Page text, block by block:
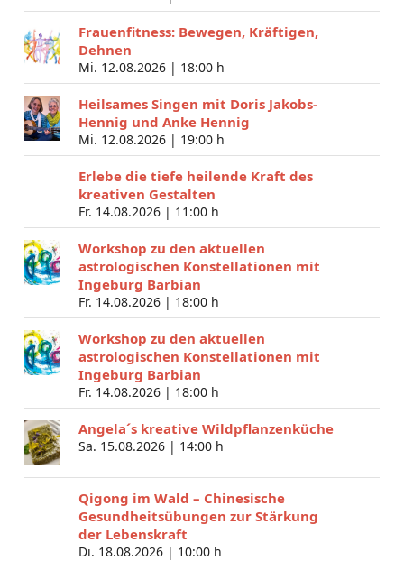
Frauenfitness: Bewegen, Kräftigen,
Dehnen
Mi. 12.08.2026 | 18:00 h
Heilsames Singen mit Doris Jakobs-
Hennig und Anke Hennig
Mi. 12.08.2026 | 19:00 h
Erlebe die tiefe heilende Kraft des
kreativen Gestalten
Fr. 14.08.2026 | 11:00 h
Workshop zu den aktuellen
astrologischen Konstellationen mit
Ingeburg Barbian
Fr. 14.08.2026 | 18:00 h
Workshop zu den aktuellen
astrologischen Konstellationen mit
Ingeburg Barbian
Fr. 14.08.2026 | 18:00 h
Angela´s kreative Wildpflanzenküche
Sa. 15.08.2026 | 14:00 h
Qigong im Wald – Chinesische
Gesundheitsübungen zur Stärkung
der Lebenskraft
Di. 18.08.2026 | 10:00 h